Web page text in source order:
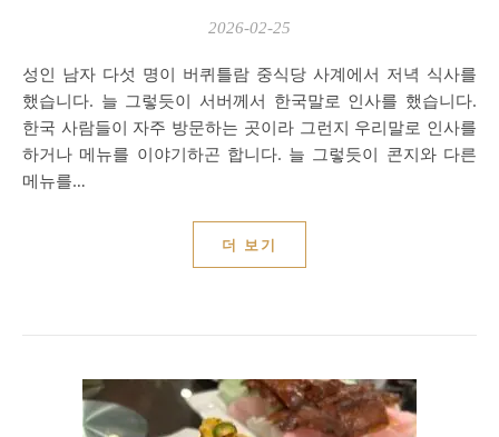
2026-02-25
성인 남자 다섯 명이 버퀴틀람 중식당 사계에서 저녁 식사를
했습니다. 늘 그렇듯이 서버께서 한국말로 인사를 했습니다.
한국 사람들이 자주 방문하는 곳이라 그런지 우리말로 인사를
하거나 메뉴를 이야기하곤 합니다. 늘 그렇듯이 콘지와 다른
메뉴를…
더 보기